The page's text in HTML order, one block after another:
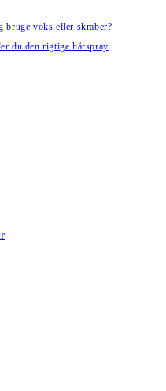
bruge voks eller skraber?
du den rigtige hårspray